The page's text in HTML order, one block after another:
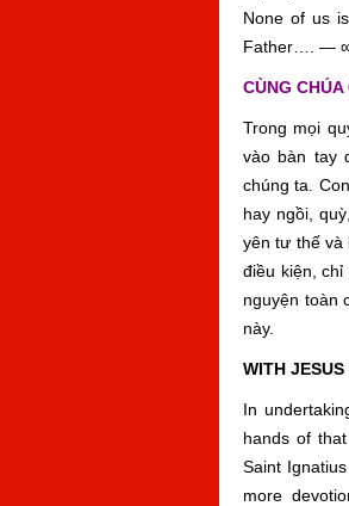
None of us
Father…. —
CÙNG CHÚA
Trong mọi
vào bàn tay
chúng ta.
hay ngồi,
yên tư thế và
điều kiện,
nguyện toàn
này.
WITH JESUS
In
hands of
Saint
more